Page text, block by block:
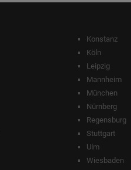
Konstanz
Köln
Leipzig
Mannheim
München
Nürnberg
Regensburg
Stuttgart
Ulm
Wiesbaden